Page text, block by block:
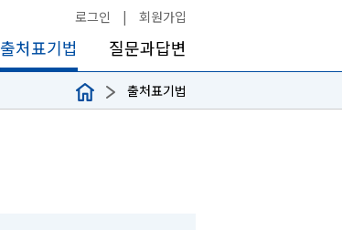
로그인 | 회원가입
출처표기법 질문과답변
출처표기법